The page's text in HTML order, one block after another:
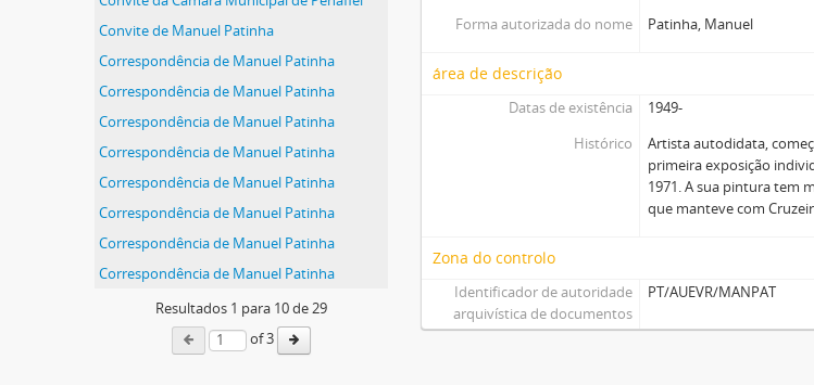
Convite de Manuel Patinha
Correspondência de Manuel Patinha
Correspondência de Manuel Patinha
Correspondência de Manuel Patinha
Correspondência de Manuel Patinha
Correspondência de Manuel Patinha
Correspondência de Manuel Patinha
Correspondência de Manuel Patinha
Correspondência de Manuel Patinha
Resultados 1 para 10de 29
of 3
Forma autorizada do nome
Patinha, Manuel
área de descrição
Datas de existência
1949-
Histórico
Artista autodidata,
primeira exposição
1971. A sua pintura tem
que manteve com
Zona do controlo
Identificador de autoridade
arquivística de documentos
PT/AUEVR/MANPAT